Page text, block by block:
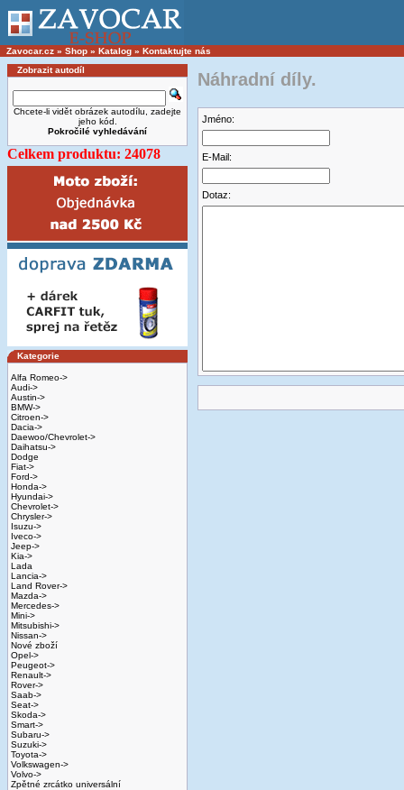
Zavocar.cz » Shop » Katalog » Kontaktujte nás
Zobrazit autodíl
Chcete-li vidět obrázek autodílu, zadejte
jeho kód.
Pokročilé vyhledávání
Celkem produktu: 24078
Kategorie
Alfa Romeo->
Audi->
Austin->
BMW->
Citroen->
Dacia->
Daewoo/Chevrolet->
Daihatsu->
Dodge
Fiat->
Ford->
Honda->
Hyundai->
Chevrolet->
Chrysler->
Isuzu->
Iveco->
Jeep->
Kia->
Lada
Lancia->
Land Rover->
Mazda->
Mercedes->
Mini->
Mitsubishi->
Nissan->
Nové zboží
Opel->
Peugeot->
Renault->
Rover->
Saab->
Seat->
Skoda->
Smart->
Subaru->
Suzuki->
Toyota->
Volkswagen->
Volvo->
Zpětné zrcátko universální
Náhradní díly.
Jméno:
E-Mail:
Dotaz: